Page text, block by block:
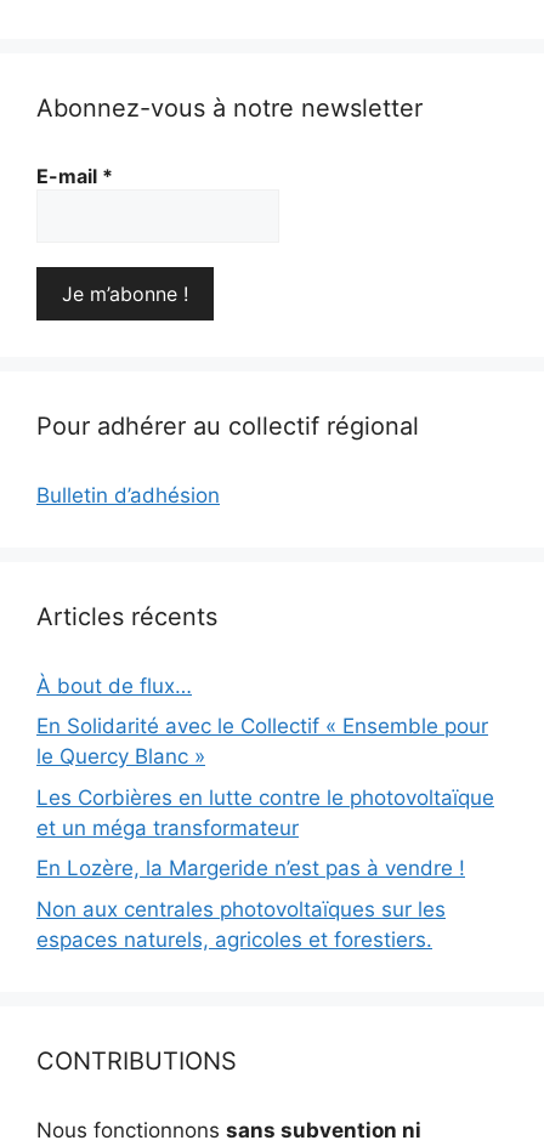
Abonnez-vous à notre newsletter
E-mail *
Pour adhérer au collectif régional
Bulletin d’adhésion
Articles récents
À bout de flux…
En Solidarité avec le Collectif « Ensemble pour
le Quercy Blanc »
Les Corbières en lutte contre le photovoltaïque
et un méga transformateur
En Lozère, la Margeride n’est pas à vendre !
Non aux centrales photovoltaïques sur les
espaces naturels, agricoles et forestiers.
CONTRIBUTIONS
Nous fonctionnons sans subvention ni